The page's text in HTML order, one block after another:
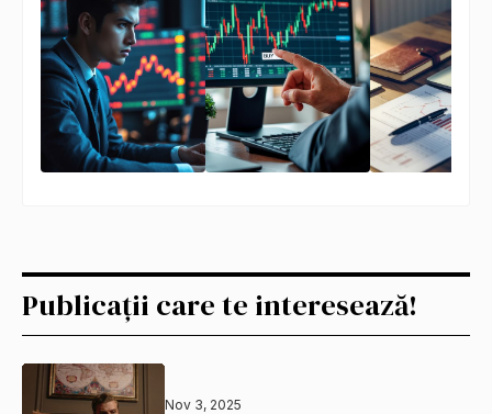
Publicații care te interesează!
Nov 3, 2025